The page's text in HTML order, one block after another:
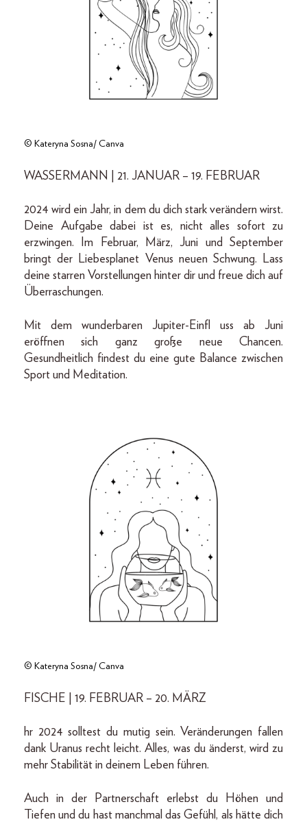
© Kateryna Sosna/ Canva
WASSERMANN | 21. JANUAR – 19. FEBRUAR
2024 wird ein Jahr, in dem du dich stark verändern wirst.
Deine Aufgabe dabei ist es, nicht alles sofort zu
erzwingen. Im Februar, März, Juni und September
bringt der Liebesplanet Venus neuen Schwung. Lass
deine starren Vorstellungen hinter dir und freue dich auf
Überraschungen.
Mit dem wunderbaren Jupiter-Einfl uss ab Juni
eröffnen sich ganz große neue Chancen.
Gesundheitlich findest du eine gute Balance zwischen
Sport und Meditation.
© Kateryna Sosna/ Canva
FISCHE | 19. FEBRUAR – 20. MÄRZ
hr 2024 solltest du mutig sein. Veränderungen fallen
dank Uranus recht leicht. Alles, was du änderst, wird zu
mehr Stabilität in deinem Leben führen.
Auch in der Partnerschaft erlebst du Höhen und
Tiefen und du hast manchmal das Gefühl, als hätte dich